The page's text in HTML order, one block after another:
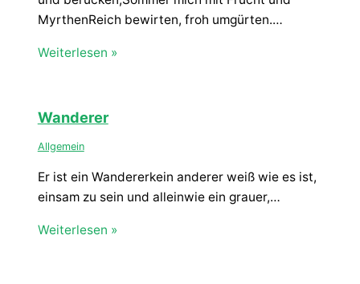
MyrthenReich bewirten, froh umgürten.…
Weiterlesen »
Wanderer
Allgemein
Er ist ein Wandererkein anderer weiß wie es ist,
einsam zu sein und alleinwie ein grauer,…
Weiterlesen »